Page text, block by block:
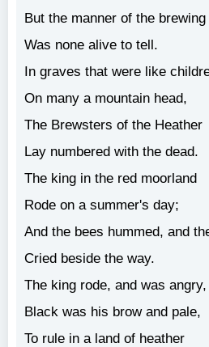
But the manner of the brewing
Was none alive to tell.
In graves that were like
On many a mountain head,
The Brewsters of the Heather
Lay numbered with the dead.
The king in the red moorland
Rode on a summer's day;
And the bees hummed, and
Cried beside the way.
The king rode, and was angry,
Black was his brow and pale,
To rule in a land of heather